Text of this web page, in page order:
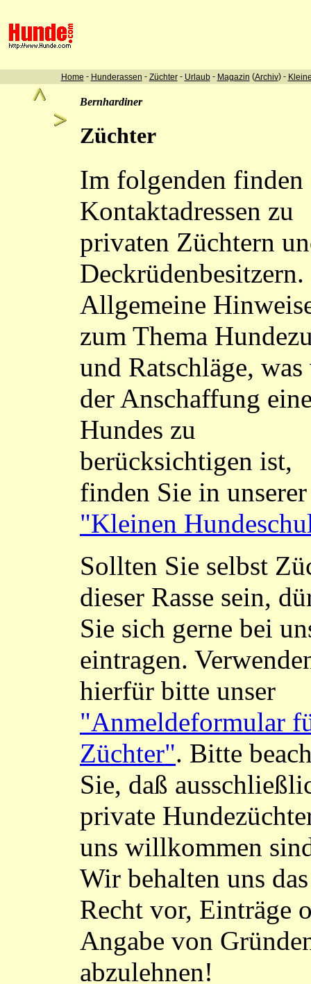
Home - Hunderassen - Züchter- Urlaub- Magazin (Archiv) -
Bernhardiner
Züchter
Im folgenden finden
Kontaktadressen zu
privaten Züchtern
Deckrüdenbesitzern.
Allgemeine
zum Thema
und Ratschläge,
der Anschaffung
Hundes zu
berücksichtigen ist,
finden Sie in unserer
"Kleinen
Sollten Sie selbst
dieser Rasse sein,
Sie sich gerne bei
eintragen.
hierfür bitte unser
"Anmeldeformular
Züchter". Bitte
Sie, daß
private
uns willkommen
Wir behalten uns das
Recht vor, Einträge
Angabe von
abzulehnen!